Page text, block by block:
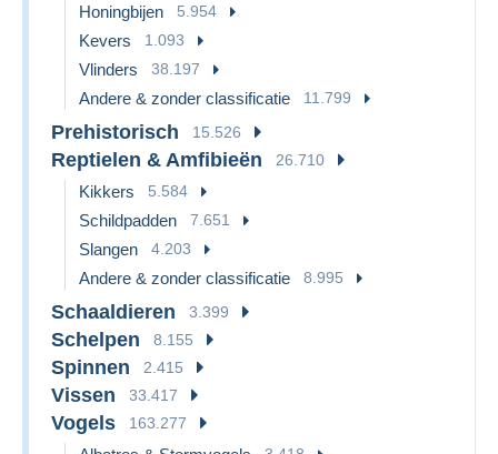
Honingbijen 5.954
Kevers 1.093
Vlinders 38.197
Andere & zonder classificatie 11.799
Prehistorisch 15.526
Reptielen & Amfibieën 26.710
Kikkers 5.584
Schildpadden 7.651
Slangen 4.203
Andere & zonder classificatie 8.995
Schaaldieren 3.399
Schelpen 8.155
Spinnen 2.415
Vissen 33.417
Vogels 163.277